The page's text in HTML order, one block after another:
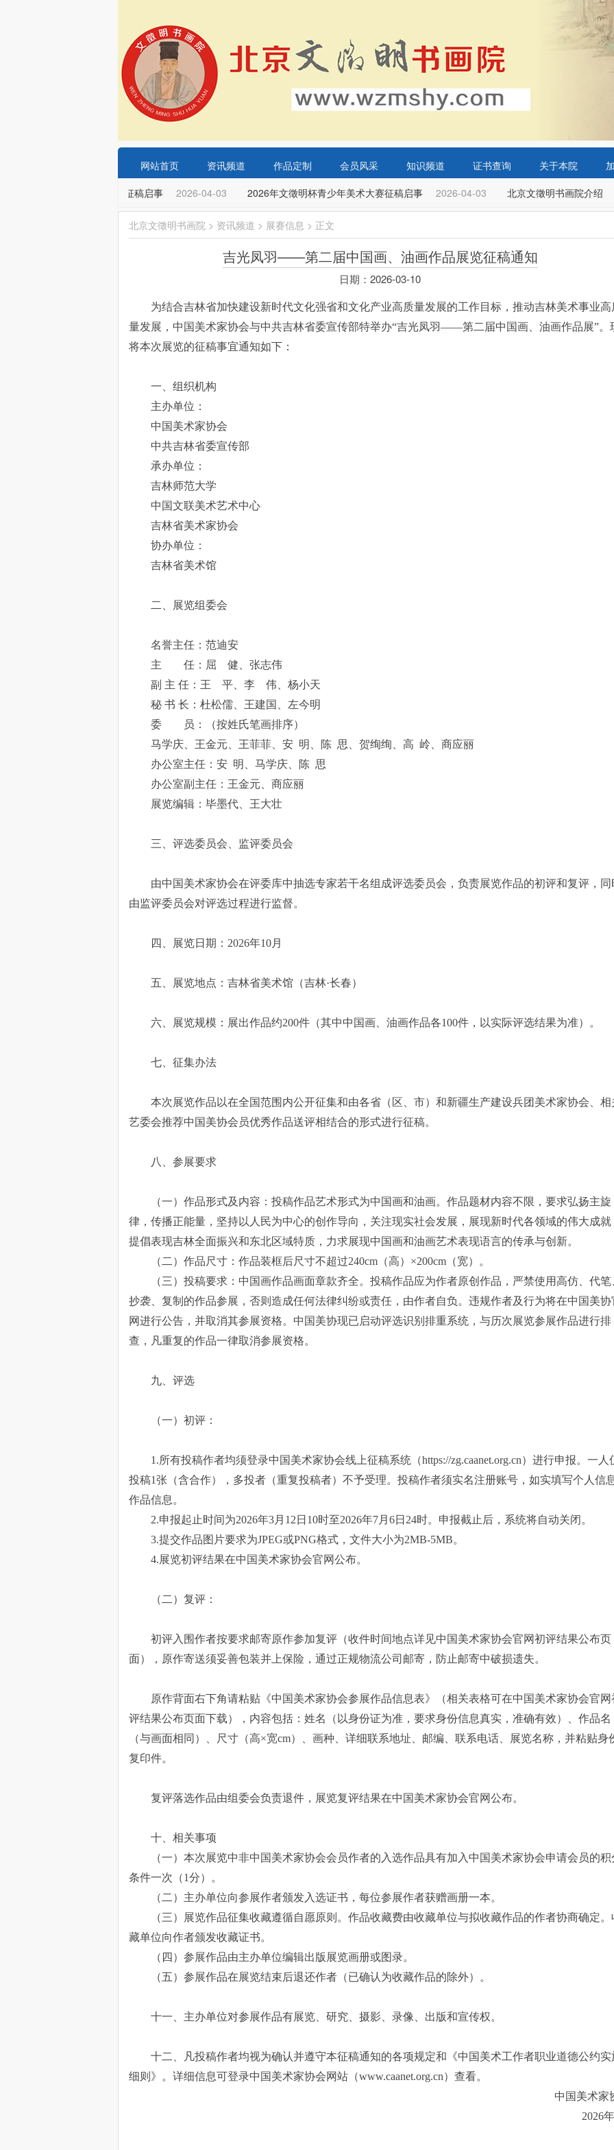
网站首页 资讯频道 作品定制 会员风采 知识频道 证书查询 关于本院
文徵明杯”青少年书法大赛征稿启事
2026-04-03 2026年文徵明杯青少年美术大赛征稿启事 2026-04-03 北京文徵明书画院介绍
北京文徵明书画院 > 资讯频道 > 展赛信息 > 正文
吉光凤羽——第二届中国画、油画作品展览征稿通知
日期：2026-03-10
为结合吉林省加快建设新时代文化强省和文化产业高质量发展的工作目标，推动吉林美术事业高
量发展，中国美术家协会与中共吉林省委宣传部特举办“吉光凤羽——第二届中国画、油画作品展”。
将本次展览的征稿事宜通知如下：
一、组织机构
主办单位：
中国美术家协会
中共吉林省委宣传部
承办单位：
吉林师范大学
中国文联美术艺术中心
吉林省美术家协会
协办单位：
吉林省美术馆
二、展览组委会
名誉主任：范迪安
主 任：屈 健、张志伟
副 主 任：王 平、李 伟、杨小天
秘 书 长：杜松儒、王建国、左今明
委 员：（按姓氏笔画排序）
马学庆、王金元、王菲菲、安 明、陈 思、贺绚绚、高 岭、商应丽
办公室主任：安 明、马学庆、陈 思
办公室副主任：王金元、商应丽
展览编辑：毕墨代、王大壮
三、评选委员会、监评委员会
由中国美术家协会在评委库中抽选专家若干名组成评选委员会，负责展览作品的初评和复评，同
由监评委员会对评选过程进行监督。
四、展览日期：2026年10月
五、展览地点：吉林省美术馆（吉林·长春）
六、展览规模：展出作品约200件（其中中国画、油画作品各100件，以实际评选结果为准）。
七、征集办法
本次展览作品以在全国范围内公开征集和由各省（区、市）和新疆生产建设兵团美术家协会、相
艺委会推荐中国美协会员优秀作品送评相结合的形式进行征稿。
八、参展要求
（一）作品形式及内容：投稿作品艺术形式为中国画和油画。作品题材内容不限，要求弘扬主旋
律，传播正能量，坚持以人民为中心的创作导向，关注现实社会发展，展现新时代各领域的伟大成就
提倡表现吉林全面振兴和东北区域特质，力求展现中国画和油画艺术表现语言的传承与创新。
（二）作品尺寸：作品装框后尺寸不超过240cm（高）×200cm（宽）。
（三）投稿要求：中国画作品画面章款齐全。投稿作品应为作者原创作品，严禁使用高仿、代笔
抄袭、复制的作品参展，否则造成任何法律纠纷或责任，由作者自负。违规作者及行为将在中国美协
网进行公告，并取消其参展资格。中国美协现已启动评选识别排重系统，与历次展览参展作品进行排
查，凡重复的作品一律取消参展资格。
九、评选
（一）初评：
1.所有投稿作者均须登录中国美术家协会线上征稿系统（https://zg.caanet.org.cn）进行申报。一人
投稿1张（含合作），多投者（重复投稿者）不予受理。投稿作者须实名注册账号，如实填写个人信
作品信息。
2.申报起止时间为2026年3月12日10时至2026年7月6日24时。申报截止后，系统将自动关闭。
3.提交作品图片要求为JPEG或PNG格式，文件大小为2MB-5MB。
4.展览初评结果在中国美术家协会官网公布。
（二）复评：
初评入围作者按要求邮寄原作参加复评（收件时间地点详见中国美术家协会官网初评结果公布页
面），原作寄送须妥善包装并上保险，通过正规物流公司邮寄，防止邮寄中破损遗失。
原作背面右下角请粘贴《中国美术家协会参展作品信息表》（相关表格可在中国美术家协会官网
评结果公布页面下载），内容包括：姓名（以身份证为准，要求身份信息真实，准确有效）、作品名
（与画面相同）、尺寸（高×宽cm）、画种、详细联系地址、邮编、联系电话、展览名称，并粘贴身
复印件。
复评落选作品由组委会负责退件，展览复评结果在中国美术家协会官网公布。
十、相关事项
（一）本次展览中非中国美术家协会会员作者的入选作品具有加入中国美术家协会申请会员的积
条件一次（1分）。
（二）主办单位向参展作者颁发入选证书，每位参展作者获赠画册一本。
（三）展览作品征集收藏遵循自愿原则。作品收藏费由收藏单位与拟收藏作品的作者协商确定。
藏单位向作者颁发收藏证书。
（四）参展作品由主办单位编辑出版展览画册或图录。
（五）参展作品在展览结束后退还作者（已确认为收藏作品的除外）。
十一、主办单位对参展作品有展览、研究、摄影、录像、出版和宣传权。
十二、凡投稿作者均视为确认并遵守本征稿通知的各项规定和《中国美术工作者职业道德公约实
细则》。详细信息可登录中国美术家协会网站（www.caanet.org.cn）查看。
中国美术家
2026